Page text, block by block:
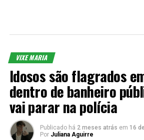
VIXE MARIA
Idosos são flagrados
dentro de banheiro
vai parar na polícia
Publicado há 2 meses atrás em 16
Por Juliana Aguirre